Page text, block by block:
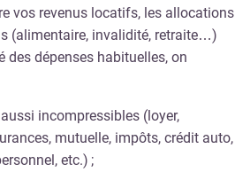
vos revenus locatifs, les allocations
(alimentaire, invalidité, retraite…)
des dépenses habituelles, on
incompressibles (loyer,
mutuelle, impôts, crédit auto,
etc.) ;